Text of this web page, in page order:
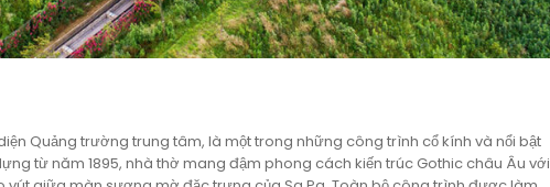
Quảng trường trung tâm, là một trong những công trình cổ kính và nổi bật
từ năm 1895, nhà thờ mang đậm phong cách kiến trúc Gothic châu Âu với